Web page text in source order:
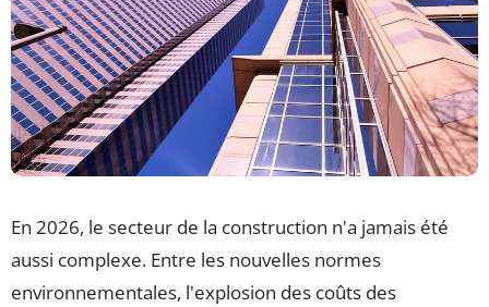
En 2026, le secteur de la construction n'a jamais été
aussi complexe. Entre les nouvelles normes
environnementales, l'explosion des coûts des